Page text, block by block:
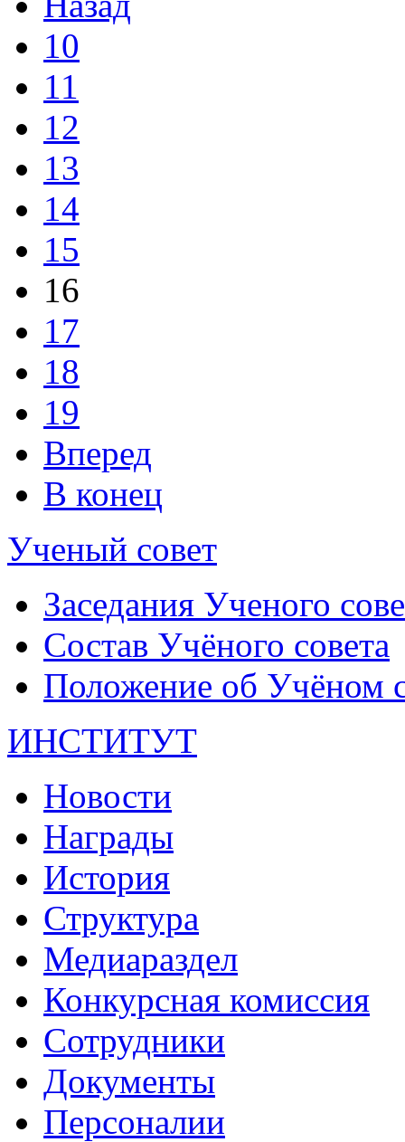
10
11
12
13
14
15
16
17
18
19
Вперед
В конец
Ученый совет
Заседания Ученого
Состав Учёного совета
Положение об Учёном
ИНСТИТУТ
Новости
Награды
История
Структура
Медиараздел
Конкурсная комиссия
Сотрудники
Документы
Персоналии